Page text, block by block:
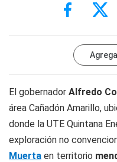
El gobernador Alfredo
área Cañadón Amarillo,
donde la UTE Quintana
exploración no
Muerta en territorio